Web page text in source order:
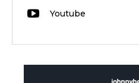
Youtube